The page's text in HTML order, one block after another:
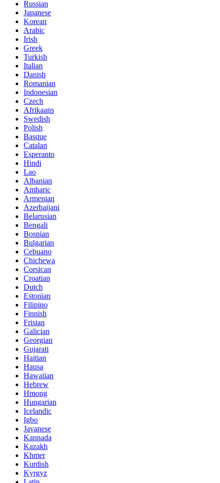
Russian
Japanese
Korean
Arabic
Irish
Greek
Turkish
Italian
Danish
Romanian
Indonesian
Czech
Afrikaans
Swedish
Polish
Basque
Catalan
Esperanto
Hindi
Lao
Albanian
Amharic
Armenian
Azerbaijani
Belarusian
Bengali
Bosnian
Bulgarian
Cebuano
Chichewa
Corsican
Croatian
Dutch
Estonian
Filipino
Finnish
Frisian
Galician
Georgian
Gujarati
Haitian
Hausa
Hawaiian
Hebrew
Hmong
Hungarian
Icelandic
Igbo
Javanese
Kannada
Kazakh
Khmer
Kurdish
Kyrgyz